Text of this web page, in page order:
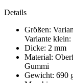
Details
Größen:
Variante
Dicke: 2 mm
Material:
Gummi
Gewicht: 690